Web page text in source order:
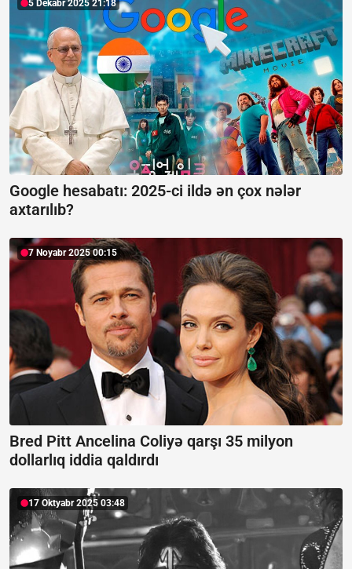
5 Dekabr 2025 21:18
Google hesabatı: 2025-ci ildə ən çox nələr
axtarılıb?
7 Noyabr 2025 00:15
Bred Pitt Ancelina Coliyə qarşı 35 milyon
dollarlıq iddia qaldırdı
17 Oktyabr 2025 03:48